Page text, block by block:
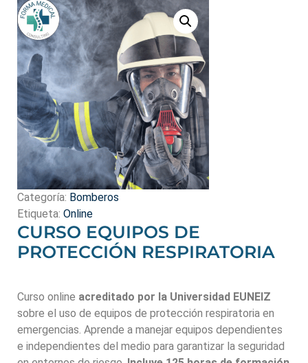
Categoría: Bomberos
Etiqueta: Online
CURSO EQUIPOS DE
PROTECCIÓN RESPIRATORIA
Curso online acreditado por la Universidad EUNEIZ
sobre el uso de equipos de protección respiratoria en
emergencias. Aprende a manejar equipos dependientes
e independientes del medio para garantizar la seguridad